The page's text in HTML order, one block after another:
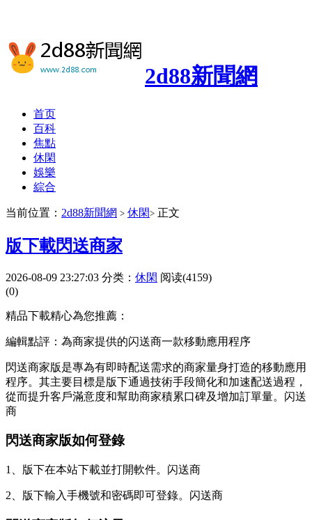
2d88新聞網
首页
百科
焦點
休閑
娛樂
綜合
当前位置： 2d88新聞網 > 休閑> 正文
版下載閃送商家
2026-08-09 23:27:03 分类： 休閑 阅读(4159)
(0)
精品下載精心為您推薦：
編輯點評：為商家提供的闪送商一款移動應用程序
閃送商家版是專為有即時配送需求的商家量身打造的移動應用
程序。其主要目標是版下通過技術手段簡化和加速配送過程，
從而提升客戶滿意度和幫助商家積累口碑及增加訂單量。闪送
商
閃送商家版如何登錄
1、版下在本站下載並打開軟件。闪送商
2、版下輸入手機號和密碼即可登錄。闪送商